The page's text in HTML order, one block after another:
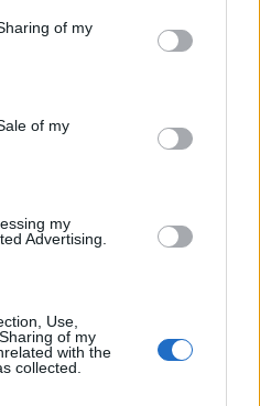
behaviour. You may click to
purposes in below Google
of my
of my
my
Advertising.
Use,
of my
with the
collected.
poco spazio per
piccole, adatte piu
reception. Sebbene
(non poco~ 51 EUR per
in bassa
siamo stati noi, c'era
non molto riposante.
di prenotare il pane. Tutto
e quindi ci